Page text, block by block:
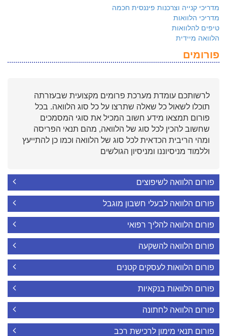
מדריכי קנייה וצרכנות פיננסית חכמה
מדריכי הלוואות
טיפים להלוואות
הלוואה מיידית
פורומים
לרשותכם עומדת מערכת פרומים מקצועית שבעזרתה
תוכלו לשאול כל שאלה שתרצו על כל סוג הלוואה. בכל
פורום תמצאו מידע חשוב המכיל את סוגי המסמכים
שחשוב להכין לכל סוג של הלוואה, מהם תנאי הפריסה
ומהי הריבית הכדאית לכל סוג של הלוואה וכמו כן להתייעץ
וללמוד מניסיוננו ומניסיון הגולשים
פורום הלוואה לשיפוצים
פורום הלוואה לבעלי חשבון מוגבל
פורום הלוואה להליך רפואי
פורום הלוואה להשקעה
פורום הלוואות לעסקים קטנים
פורום הלוואות בנקאיות
פורום הלוואה לחתונה
פורום תנאי מימון לרכישת רכב